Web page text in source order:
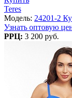
Teres
Модель: 24201-2
Узнать оптовую
РРЦ: 3 200 руб.